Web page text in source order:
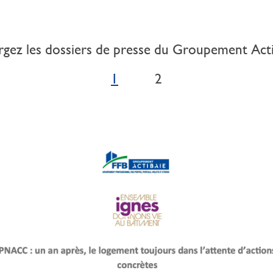
les dossiers de presse du Groupement
1
2